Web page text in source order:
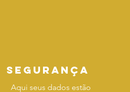
segurança
Aqui seus dados estão